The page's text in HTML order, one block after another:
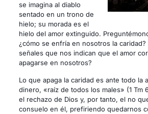
se imagina al diablo
sentado en un trono de
hielo; su morada es el
hielo del amor extinguido.
¿cómo se enfría en nosotros la caridad?
señales que nos indican que el amor
apagarse en nosotros?
Lo que apaga la caridad es ante todo la
dinero, «raíz de todos los males» (1 Tm
el rechazo de Dios y, por tanto, el no
consuelo en él, prefiriendo quedarnos